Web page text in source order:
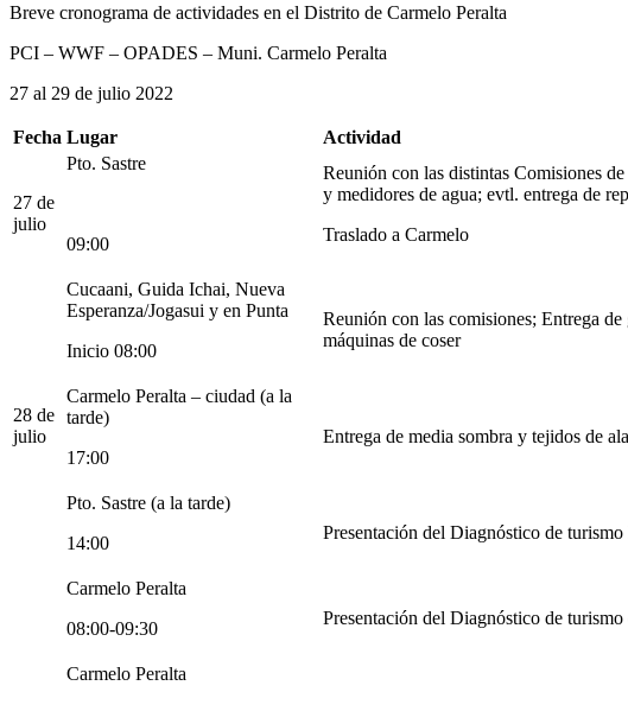
Breve cronograma de actividades en el Distrito de Carmelo Peralta
PCI – WWF – OPADES – Muni. Carmelo Peralta
27 al 29 de julio 2022
Fecha Lugar Actividad
27 de
julio
Pto. Sastre
09:00
Reunión con las distintas Comisiones
y medidores de agua; evtl. entrega de
Traslado a Carmelo
28 de
julio
Cucaani, Guida Ichai, Nueva
Esperanza/Jogasui y en Punta
Inicio 08:00
Reunión con las comisiones; Entrega
máquinas de coser
Carmelo Peralta – ciudad (a la
tarde)
17:00
Entrega de media sombra y tejidos de
Pto. Sastre (a la tarde)
14:00
Presentación del Diagnóstico de turismo
Carmelo Peralta
08:00-09:30
Presentación del Diagnóstico de turismo
Carmelo Peralta